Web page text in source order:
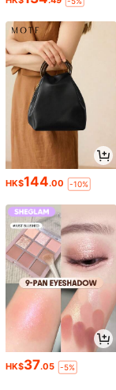
HK$144.00 -10%
HK$37.05 -5%